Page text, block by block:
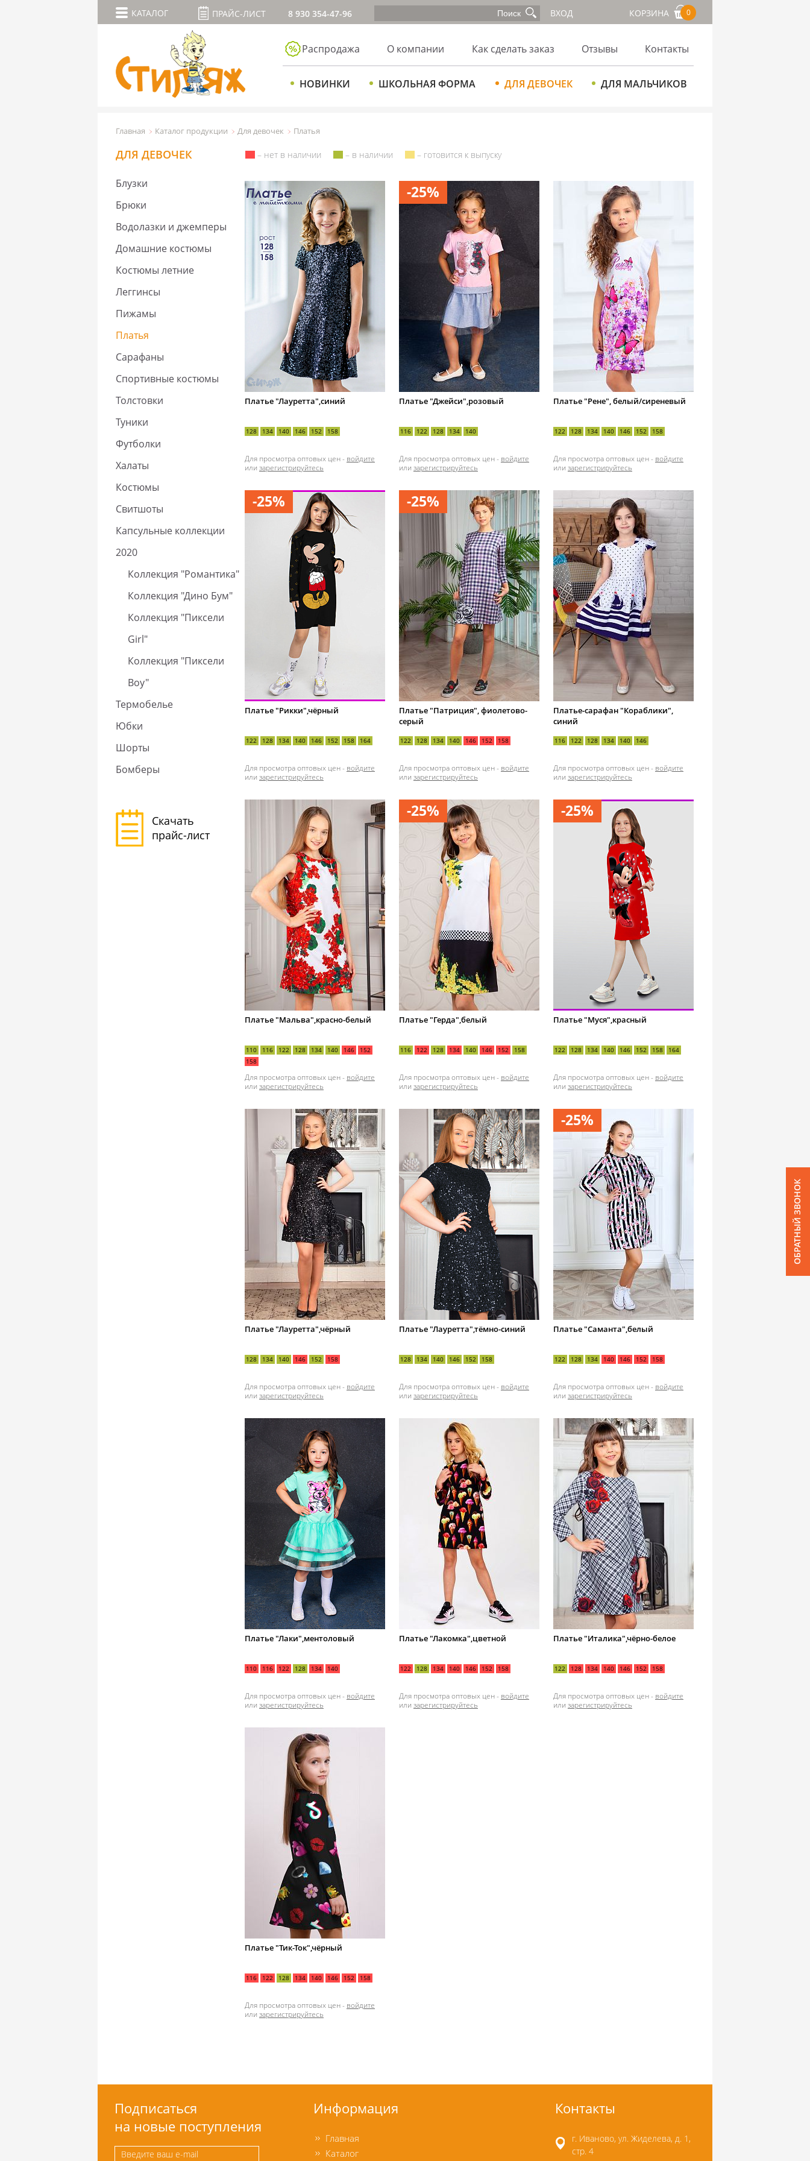
ОБРАТНЫЙ ЗВОНОК
КАТАЛОГ ПРАЙС-ЛИСТ 8 930 354-47-96 ВХОД КОРЗИНА 0
Распродажа О компании Как сделать заказ Отзывы Контакты
НОВИНКИ ШКОЛЬНАЯ ФОРМА ДЛЯ ДЕВОЧЕК ДЛЯ МАЛЬЧИКОВ
Главная Каталог продукции Для девочек Платья
ДЛЯ ДЕВОЧЕК
Блузки
Брюки
Водолазки и джемперы
Домашние костюмы
Костюмы летние
Леггинсы
Пижамы
Платья
Сарафаны
Спортивные костюмы
Толстовки
Туники
Футболки
Халаты
Костюмы
Свитшоты
Капсульные коллекции
2020
Коллекция "Романтика"
Коллекция "Дино Бум"
Коллекция "Пиксели
Girl"
Коллекция "Пиксели
Boy"
Термобелье
Юбки
Шорты
Бомберы
Скачать
прайс-лист
– нет в наличии – в наличии – готовится к выпуску
Платье "Лауретта",синий
128 134 140 146 152 158
Для просмотра оптовых цен - войдите
или зарегистрируйтесь
-25%
Платье "Джейси",розовый
116 122 128 134 140
Для просмотра оптовых цен - войдите
или зарегистрируйтесь
Платье "Рене", белый/сиреневый
122 128 134 140 146 152 158
Для просмотра оптовых цен - войдите
или зарегистрируйтесь
-25%
Платье "Рикки",чёрный
122 128 134 140 146 152 158 164
Для просмотра оптовых цен - войдите
или зарегистрируйтесь
-25%
Платье "Патриция", фиолетово-
серый
122 128 134 140 146 152 158
Для просмотра оптовых цен - войдите
или зарегистрируйтесь
Платье-сарафан "Кораблики",
синий
116 122 128 134 140 146
Для просмотра оптовых цен - войдите
или зарегистрируйтесь
Платье "Мальва",красно-белый
110 116 122 128 134 140 146
152
158
Для просмотра оптовых цен - войдите
или зарегистрируйтесь
-25%
Платье "Герда",белый
116 122 128 134 140 146 152 158
Для просмотра оптовых цен - войдите
или зарегистрируйтесь
-25%
Платье "Муся",красный
122 128 134 140 146 152 158 164
Для просмотра оптовых цен - войдите
или зарегистрируйтесь
Платье "Лауретта",чёрный
128 134 140 146 152 158
Для просмотра оптовых цен - войдите
или зарегистрируйтесь
Платье "Лауретта",тёмно-синий
128 134 140 146 152 158
Для просмотра оптовых цен - войдите
или зарегистрируйтесь
-25%
Платье "Саманта",белый
122 128 134 140 146 152 158
Для просмотра оптовых цен - войдите
или зарегистрируйтесь
Платье "Лаки",ментоловый
110 116 122 128 134 140
Для просмотра оптовых цен - войдите
или зарегистрируйтесь
Платье "Лакомка",цветной
122 128 134 140 146 152 158
Для просмотра оптовых цен - войдите
или зарегистрируйтесь
Платье "Италика",чёрно-белое
122 128 134 140 146 152 158
Для просмотра оптовых цен - войдите
или зарегистрируйтесь
Платье "Тик-Ток",чёрный
116 122 128 134 140 146 152 158
Для просмотра оптовых цен - войдите
или зарегистрируйтесь
Подписаться
на новые поступления
Информация
Главная
Каталог
Контакты
г. Иваново, ул. Жиделева, д. 1,
стр. 4